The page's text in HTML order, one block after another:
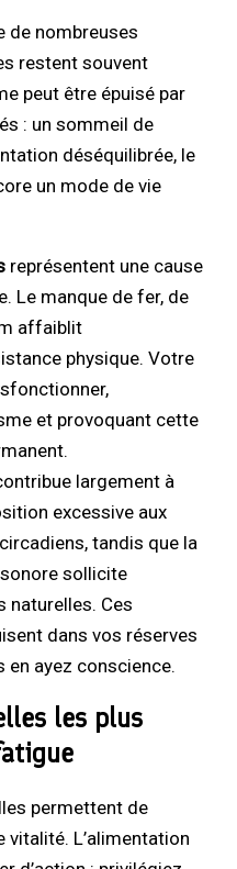
de nombreuses
restent souvent
peut être épuisé par
: un sommeil de
déséquilibrée, le
un mode de vie
représentent une cause
Le manque de fer, de
affaiblit
physique. Votre
et provoquant cette
largement à
excessive aux
tandis que la
sollicite
naturelles. Ces
dans vos réserves
en ayez conscience.
les plus
permettent de
L’alimentation